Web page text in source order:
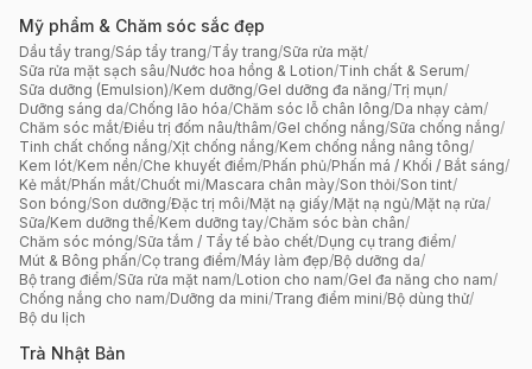
Mỹ phẩm & Chăm sóc sắc đẹp
Dầu tẩy trang/Sáp tẩy trang/Tẩy trang/Sữa rửa mặt/
Sữa rửa mặt sạch sâu/Nước hoa hồng & Lotion/Tinh chất & Serum/
Sữa dưỡng (Emulsion)/Kem dưỡng/Gel dưỡng đa năng/Trị mụn/
Dưỡng sáng da/Chống lão hóa/Chăm sóc lỗ chân lông/Da nhạy cảm/
Chăm sóc mắt/Điều trị đốm nâu/thâm/Gel chống nắng/Sữa chống nắng/
Tinh chất chống nắng/Xịt chống nắng/Kem chống nắng nâng tông/
Kem lót/Kem nền/Che khuyết điểm/Phấn phủ/Phấn má / Khối / Bắt sáng/
Kẻ mắt/Phấn mắt/Chuốt mi/Mascara chân mày/Son thỏi/Son tint/
Son bóng/Son dưỡng/Đặc trị môi/Mặt nạ giấy/Mặt nạ ngủ/Mặt nạ rửa/
Sữa/Kem dưỡng thể/Kem dưỡng tay/Chăm sóc bàn chân/
Chăm sóc móng/Sữa tắm / Tẩy tế bào chết/Dụng cụ trang điểm/
Mút & Bông phấn/Cọ trang điểm/Máy làm đẹp/Bộ dưỡng da/
Bộ trang điểm/Sữa rửa mặt nam/Lotion cho nam/Gel đa năng cho nam/
Chống nắng cho nam/Dưỡng da mini/Trang điểm mini/Bộ dùng thử/
Bộ du lịch
Trà Nhật Bản